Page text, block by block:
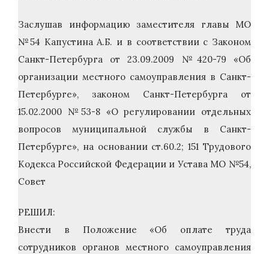
Заслушав информацию заместителя главы МО
№54 Капустина А.Б. и в соответствии с Законом
Санкт-Петербурга от 23.09.2009 №420-79 «Об
организации местного самоуправления в Санкт-
Петербурге», законом Санкт-Петербурга от
15.02.2000 №53-8 «О регулировании отдельных
вопросов муниципальной службы в Санкт-
Петербурге», на основании ст.60.2; 151 Трудового
Кодекса Российской Федерации и Устава МО №54,
Совет
РЕШИЛ:
Внести в Положение «Об оплате труда
сотрудников органов местного самоуправления